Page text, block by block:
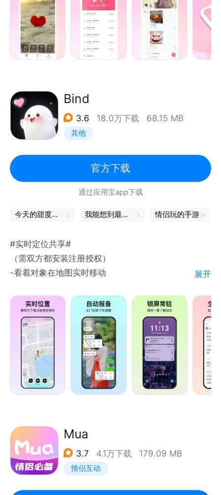
情侣纪念日：珍藏恋爱中每一个值得纪念的日子。
情侣时光：用照片和文字记录恋爱的甜蜜时光。
情侣恋爱打卡：空间日常甜蜜打卡get√
情侣动态：关注对方的空间动态，记录下日常互动点滴
情侣叫醒：异地恋互动神器，不管相距多远我们都要互
道早晚安~
情侣小家：一起装扮虚拟情侣空间，布置温馨的小家
情侣农场：体验农场时光，共同打造一个你俩的世外桃
立即下载恋人空间，一起创造属于你俩的美好回忆！
联系我们：
服，官方客服在线帮你解答，或加入恋人空间情侣交流
Bind
3.6 18.0万下载 68.15 MB
其他
官方下载
通过应用宝app下载
今天的甜度已经超标 我能想到最浪漫的事... 情侣玩的手游
#实时定位共享#
（需双方都安装注册授权）
-看着对象在地图实时移动
-交通速度和走路步数
-上下车地点自动报备
-锁屏桌面常驻更新显示
-全天足迹和路线报告
#实时手机动态#
-当前是否在用手机
-当前电量和充电状态
-晚上熬夜早上起床提醒
-支持添加手表和桌面小组件
展开
Mua
3.7 4.1万下载 179.09 MB
情侣互动